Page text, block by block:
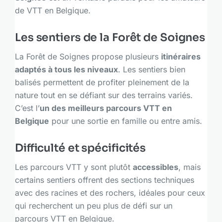
de VTT en Belgique.
Les sentiers de la Forêt de Soignes
La Forêt de Soignes propose plusieurs itinéraires
adaptés à tous les niveaux. Les sentiers bien
balisés permettent de profiter pleinement de la
nature tout en se défiant sur des terrains variés.
C’est l’un des meilleurs parcours VTT en
Belgique pour une sortie en famille ou entre amis.
Difficulté et spécificités
Les parcours VTT y sont plutôt accessibles, mais
certains sentiers offrent des sections techniques
avec des racines et des rochers, idéales pour ceux
qui recherchent un peu plus de défi sur un
parcours VTT en Belgique.